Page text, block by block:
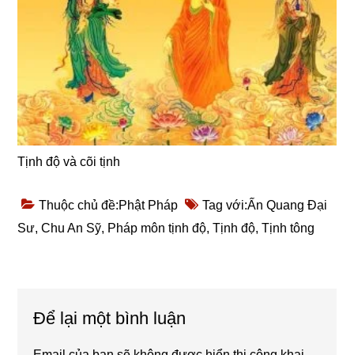
Tịnh độ và cõi tịnh
Thuộc chủ đề:Phật Pháp Tag với:Ấn Quang Đại
Sư,Chu An Sỹ, Pháp môn tịnh độ,Tịnh độ,Tịnh tông
Interactions
Để lại một bình luận